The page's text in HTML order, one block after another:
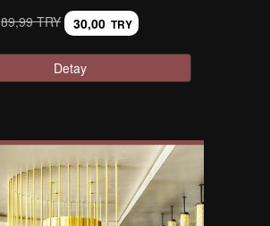
89,99 TRY 30,00 TRY
Detay